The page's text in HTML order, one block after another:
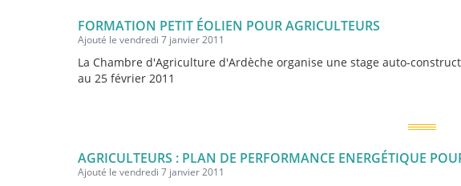
FORMATION PETIT ÉOLIEN POUR AGRICULTEURS
Ajouté le vendredi 7 janvier 2011
La Chambre d'Agriculture d'Ardèche organise une stage auto-
au 25 février 2011
AGRICULTEURS : PLAN DE PERFORMANCE ENERGÉTIQUE
Ajouté le vendredi 7 janvier 2011